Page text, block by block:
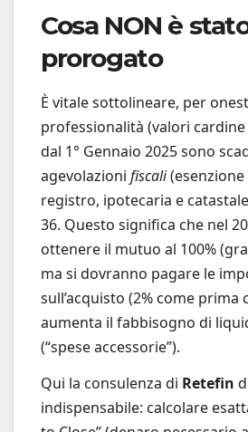
Cosa NON è
prorogato
È vitale sottolineare, per
professionalità (valori cardine
dal 1° Gennaio 2025 sono
agevolazioni fiscali
registro, ipotecaria e
36. Questo significa che nel
ottenere il mutuo al 100%
ma si dovranno pagare le
sull’acquisto (2% come prima
aumenta il fabbisogno di
(“spese accessorie”).
Qui la consulenza di Retefin
indispensabile: calcolare